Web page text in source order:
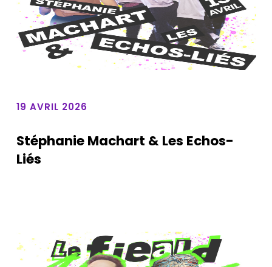
19 AVRIL 2026
Stéphanie Machart & Les Echos-
Liés